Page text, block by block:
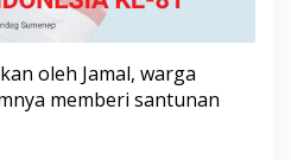
oleh Jamal, warga
memberi santunan